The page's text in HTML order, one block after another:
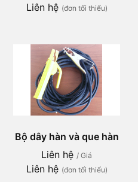
Liên hệ (đơn tối thiểu)
Bộ dây hàn và que hàn
Liên hệ / Giá
Liên hệ (đơn tối thiểu)